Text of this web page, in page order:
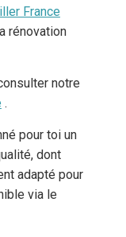
France
rénovation
notre
.
pour toi un
dont
adapté pour
via le